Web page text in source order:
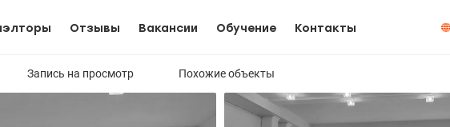
Отзывы Вакансии Обучение Контакты
Запись на просмотр Похожие объекты